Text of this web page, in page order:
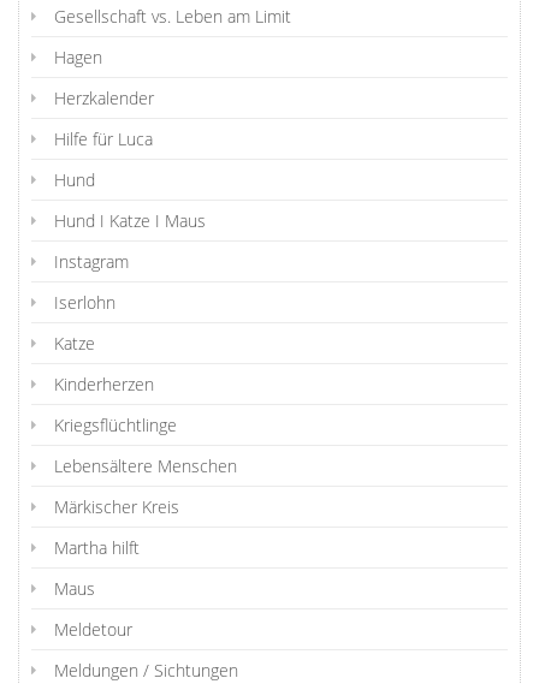
Gesellschaft vs. Leben am Limit
Hagen
Herzkalender
Hilfe für Luca
Hund
Hund I Katze I Maus
Instagram
Iserlohn
Katze
Kinderherzen
Kriegsflüchtlinge
Lebensältere Menschen
Märkischer Kreis
Martha hilft
Maus
Meldetour
Meldungen / Sichtungen